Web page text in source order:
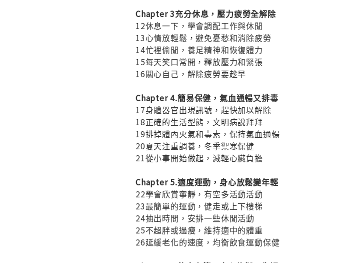
Chapter 3充分休息，壓力疲勞全解除
12休息一下，學會調配工作與休閒
13心情放輕鬆，避免憂愁和消除疲勞
14忙裡偷閒，養足精神和恢復體力
15每天笑口常開，釋放壓力和緊張
16關心自己，解除疲勞要趁早
Chapter 4.簡易保健，氣血通暢又排毒
17身體器官出現訊號，趕快加以解除
18正確的生活型態，文明病說拜拜
19排掉體內火氣和毒素，保持氣血通暢
20夏天注重調養，冬季禦寒保健
21從小事開始做起，減輕心臟負擔
Chapter 5.適度運動，身心放鬆變年輕
22學會欣賞寧靜，有空多活動活動
23最簡單的運動，健走或上下樓梯
24抽出時間，安排一些休閒活動
25不超胖或過瘦，維持適中的體重
26延緩老化的速度，均衡飲食運動保健